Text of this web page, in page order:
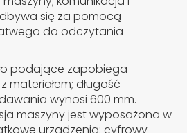
się za pomocą
do odczytania
podające zapobiega
materiałem; długość
wynosi 600 mm.
maszyny jest wyposażona w